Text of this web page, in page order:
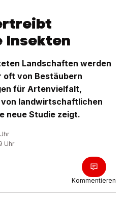
Insekten
Landschaften werden
oft von Bestäubern
für Artenvielfalt,
landwirtschaftlichen
neue Studie zeigt.
Uhr
Kommentieren